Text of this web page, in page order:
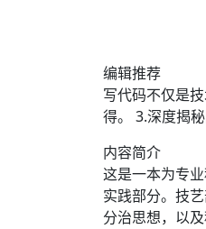
编辑推荐
写代码不仅是
得。 3.深度揭
内容简介
这是一本为专
实践部分。技
分治思想，以